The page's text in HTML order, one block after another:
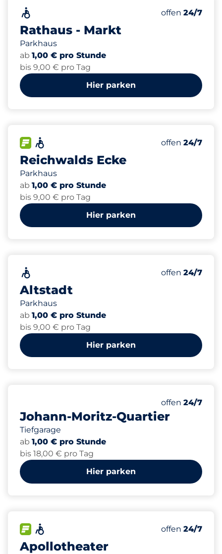
Rathaus - Markt
Parkhaus
Anzahl der
offen 24/7
ab 1,00 € pro Stunde
bis 9,00 € pro Tag
Hier parken
Reichwalds Ecke
Parkhaus
FLOW verfügbar&nbsp Anzahl der
offen 24/7
ab 1,00 € pro Stunde
bis 9,00 € pro Tag
Hier parken
Altstadt
Parkhaus
Anzahl der
offen 24/7
ab 1,00 € pro Stunde
bis 9,00 € pro Tag
Hier parken
Johann-Moritz-Quartier
Tiefgarage
Anzahl der
offen 24/7
ab 1,00 € pro Stunde
bis 18,00 € pro Tag
Hier parken
Apollotheater
FLOW verfügbar&nbsp Anzahl der
offen 24/7